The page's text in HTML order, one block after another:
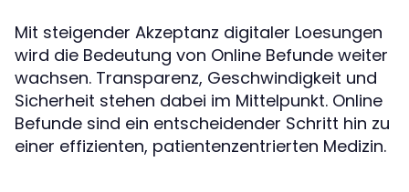
Mit steigender Akzeptanz digitaler Loesungen
wird die Bedeutung von Online Befunde weiter
wachsen. Transparenz, Geschwindigkeit und
Sicherheit stehen dabei im Mittelpunkt. Online
Befunde sind ein entscheidender Schritt hin zu
einer effizienten, patientenzentrierten Medizin.